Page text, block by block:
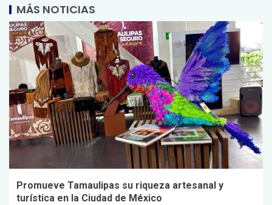
MÁS NOTICIAS
Promueve Tamaulipas su riqueza artesanal y
turística en la Ciudad de México